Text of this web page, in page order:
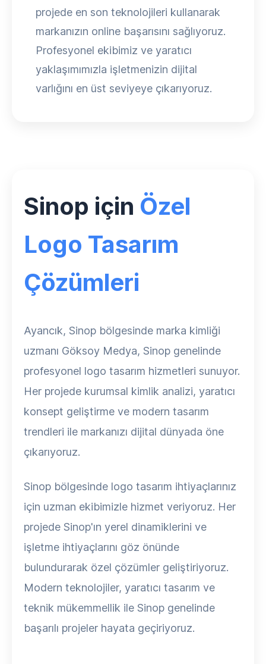
projede en son teknolojileri kullanarak
markanızın online başarısını sağlıyoruz.
Profesyonel ekibimiz ve yaratıcı
yaklaşımımızla işletmenizin dijital
varlığını en üst seviyeye çıkarıyoruz.
Sinop için Özel
Logo Tasarım
Çözümleri
Ayancık, Sinop bölgesinde marka kimliği
uzmanı Göksoy Medya, Sinop genelinde
profesyonel logo tasarım hizmetleri sunuyor.
Her projede kurumsal kimlik analizi, yaratıcı
konsept geliştirme ve modern tasarım
trendleri ile markanızı dijital dünyada öne
çıkarıyoruz.
Sinop bölgesinde logo tasarım ihtiyaçlarınız
için uzman ekibimizle hizmet veriyoruz. Her
projede Sinop'ın yerel dinamiklerini ve
işletme ihtiyaçlarını göz önünde
bulundurarak özel çözümler geliştiriyoruz.
Modern teknolojiler, yaratıcı tasarım ve
teknik mükemmellik ile Sinop genelinde
başarılı projeler hayata geçiriyoruz.